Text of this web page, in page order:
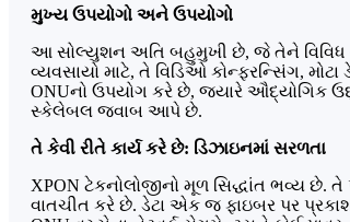
મુખ્ય ઉપયોગો અને ઉપયોગો
આ સોલ્યુશન અતિ બહુમુખી છે, જે તેને વિવિધ
વ્યવસાયો માટે, તે વિડિઓ કોન્ફરન્સિંગ,
ONUનો ઉપયોગ કરે છે, જ્યારે ઔદ્યોગિક
સ્કેલેબલ જવાબ આપે છે.
તે કેવી રીતે કાર્ય કરે છે: ડિઝાઇનમાં સરળતા
XPON ટેકનોલોજીનો મૂળ સિદ્ધાંત ભવ્ય છે.
વાતચીત કરે છે. ડેટા એક જ ફાઇબર પર